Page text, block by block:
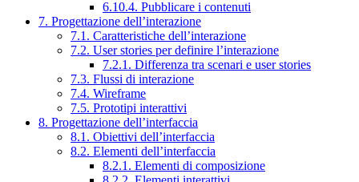
6.10.4. Pubblicare i contenuti
7. Progettazione dell’interazione
7.1. Caratteristiche dell’interazione
7.2. User stories per definire l’interazione
7.2.1. Differenza tra scenari e user stories
7.3. Flussi di interazione
7.4. Wireframe
7.5. Prototipi interattivi
8. Progettazione dell’interfaccia
8.1. Obiettivi dell’interfaccia
8.2. Elementi dell’interfaccia
8.2.1. Elementi di composizione